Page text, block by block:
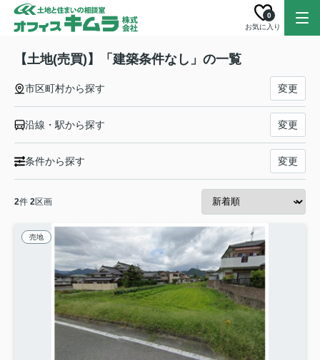
お気に入り
0
【土地(売買)】「建築条件なし」の一覧
市区町村から探す 変更
沿線・駅から探す 変更
条件から探す 変更
2件 2区画
売地